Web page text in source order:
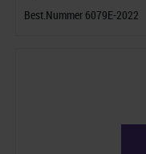
Best.Nummer 6079E-2022